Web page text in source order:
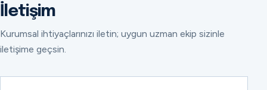
İletişim
Kurumsal ihtiyaçlarınızı iletin; uygun uzman ekip sizinle
iletişime geçsin.